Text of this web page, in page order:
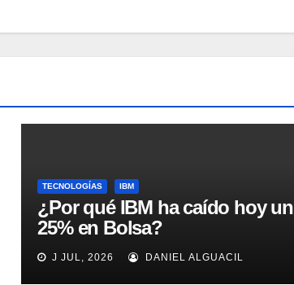
TECNOLOGÍAS IBM
¿Por qué IBM ha caído hoy un
25% en Bolsa?
J JUL, 2026 DANIEL ALGUACIL